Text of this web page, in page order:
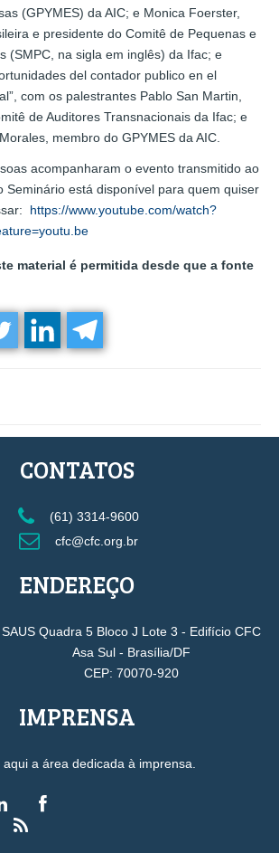
(GPYMES) da AIC; e Monica Foerster,
e presidente do Comitê de Pequenas e
(SMPC, na sigla em inglês) da Ifac; e
del contador publico en el
com os palestrantes Pablo San Martin,
de Auditores Transnacionais da Ifac; e
membro do GPYMES da AIC.
acompanharam o evento transmitido ao
Seminário está disponível para quem quiser
https://www.youtube.com/watch?
material é permitida desde que a fonte
CONTATOS
(61) 3314-9600
cfc@cfc.org.br
ENDEREÇO
SAUS Quadra 5 Bloco J Lote 3 - Edifício CFC
Asa Sul - Brasília/DF
CEP: 70070-920
IMPRENSA
aqui a área dedicada à imprensa.